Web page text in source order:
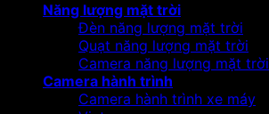
Năng lượng mặt trời
Đèn năng lượng mặt trời
Quạt năng lượng mặt trời
Camera năng lượng mặt trời
Camera hành trình
Camera hành trình xe máy